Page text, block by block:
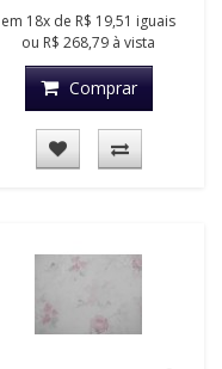
em 18x de R$ 19,51 iguais
ou R$ 268,79 à vista
Comprar